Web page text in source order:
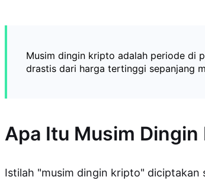
Musim dingin kripto adalah periode di
drastis dari harga tertinggi sepanjang
Apa Itu Musim Dingin
Istilah "musim dingin kripto"